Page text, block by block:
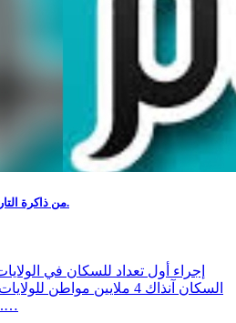
من ذاكرة التاريخ : حدث في مثل هذا اليوم 1 أوت.
أول طابع بريدي في البرازيل.…